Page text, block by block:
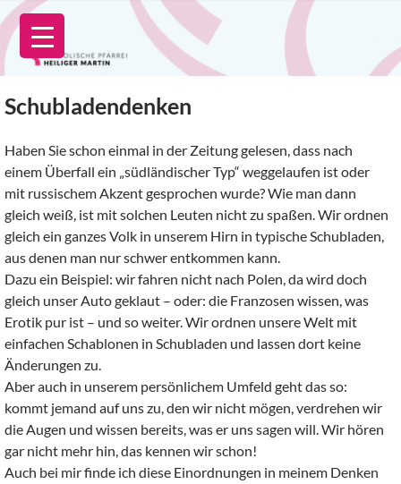
Zum
Inhalt
springen
Schubladendenken
Haben Sie schon einmal in der Zeitung gelesen, dass nach
einem Überfall ein „südländischer Typ“ weggelaufen ist oder
mit russischem Akzent gesprochen wurde? Wie man dann
gleich weiß, ist mit solchen Leuten nicht zu spaßen. Wir ordnen
gleich ein ganzes Volk in unserem Hirn in typische Schubladen,
aus denen man nur schwer entkommen kann.
Dazu ein Beispiel: wir fahren nicht nach Polen, da wird doch
gleich unser Auto geklaut – oder: die Franzosen wissen, was
Erotik pur ist – und so weiter. Wir ordnen unsere Welt mit
einfachen Schablonen in Schubladen und lassen dort keine
Änderungen zu.
Aber auch in unserem persönlichem Umfeld geht das so:
kommt jemand auf uns zu, den wir nicht mögen, verdrehen wir
die Augen und wissen bereits, was er uns sagen will. Wir hören
gar nicht mehr hin, das kennen wir schon!
Auch bei mir finde ich diese Einordnungen in meinem Denken